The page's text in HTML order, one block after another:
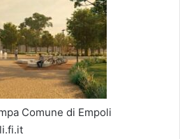
Comune di Empoli